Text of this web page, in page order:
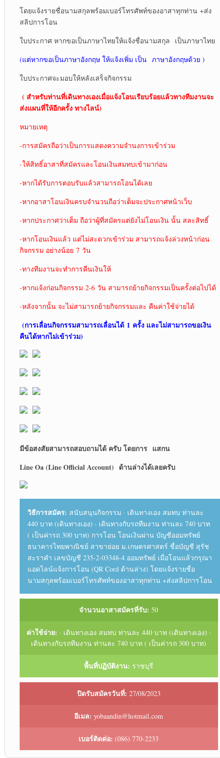
โดยแจ้งรายชื่อนามสกุลพร้อมเบอร์โทรศัพท์ของอาสาทุกท่าน +ส่ง
สลิปการโอน
ใบประกาศ หากขอเป็นภาษาไทยให้แจ้งชื่อนามสกุล เป็นภาษาไทย
(แต่หากขอเป็นภาษาอังกฤษ ให้แจ้งเพิ่ม เป็น ภาษาอังกฤษด้วย )
ใบประกาศจะมอบให้หลังเสร็จกิจกรรม
( สำหรับท่านที่เดินทางเองเมื่อแจ้งโอนเรียบร้อยแล้วทางทีมงานจะ
ส่งแผนที่ให้อีกครั้ง ทางไลน์)
หมายเหตุ
-การสมัครถือว่าเป็นการแสดงความจำนงการเข้าร่วม
-ให้สิทธิ์อาสาที่สมัครและโอนเงินสมทบเข้ามาก่อน
-หากได้รับการตอบรับแล้วสามารถโอนได้เลย
-หากอาสาโอนเงินครบจำนวนถือว่าเต็มจะประกาศหน้าเว็บ
-หากประกาศว่าเต็ม ถือว่าผู้ที่สมัครแต่ยังไม่โอนเงิน นั้น สละสิทธิ์
-หากโอนเงินแล้ว แต่ไม่สะดวกเข้าร่วม สามารถแจ้งล่วงหน้าก่อน
กิจกรรม อย่างน้อย 7 วัน
-ทางทีมงานจะทำการคืนเงินให้
-หากแจ้งก่อนกิจกรรม 2-6 วัน สามารถย้ายกิจกรรมเป็นครั้งต่อไปได้
-หลังจากนั้น จะไม่สามารถย้ายกิจกรรมและ คืนค่าใช้จ่ายได้
(การเลื่อนกิจกรรมสามารถเลื่อนได้1 ครั้ง และไม่สามารถขอเงิน
คืนได้หากไม่เข้าร่วม)
มีข้อสงสัยสามารถสอบถามได้ ครับ โดยการแสกน
Line Oa (Line Official Account) ด้านล่างได้เลยครับ
วิธีการสมัคร: สนับสนุนกิจกรรม · เดินทางเอง สมทบ ท่านละ
440 บาท (เดินทางเอง) · เดินทางกับรถทีมงาน ท่านละ 740 บาท
( เป็นค่ารถ 300 บาท) การโอน โอนเงินผ่าน บัญชีออมทรัพย์
ธนาคารไทยพาณิชย์ สาขาย่อย ม.เกษตรศาสตร์ ชื่อบัญชี สุรัช
สะราคำ เลขบัญชี 235-2-03348-4 ออมทรัพย์ เมื่อโอนแล้วกรุณา
แอดไลน์แจ้งการโอน (QR Cord ด้านล่าง) โดยแจ้งรายชื่อ
นามสกุลพร้อมเบอร์โทรศัพท์ของอาสาทุกท่าน +ส่งสลิปการโอน
จำนวนอาสาสมัครที่รับ: 50
ค่าใช้จ่าย: · เดินทางเอง สมทบ ท่านละ 440 บาท (เดินทางเอง) ·
เดินทางกับรถทีมงาน ท่านละ 740 บาท ( เป็นค่ารถ 300 บาท)
พื้นที่ปฏิบัติงาน: ราชบุรี
ปิดรับสมัครวันที่: 27/08/2023
อีเมล: yobaandin@hotmail.com
เบอร์ติดต่อ: (086) 770-2233